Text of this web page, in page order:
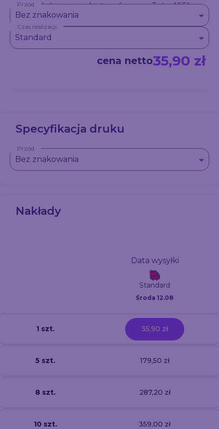
względu na warunki atmosferyczne. Torba ASTA
jest odpowiednia zarówno dla mężczyzn, jak i
kobiet.
Przód
Bez znakowania
Czas realizacji
Standard
cena netto35,90 zł
Specyfikacja druku
Przód
Bez znakowania
Nakłady
Data wysyłki
Standard
Środa 12.08
1 szt. 35,90 zł
5 szt. 179,50 zł
8 szt. 287,20 zł
10 szt. 359,00 zł